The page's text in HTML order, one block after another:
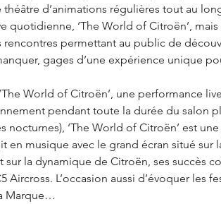
théâtre d’animations régulières tout au
quotidienne, ‘The World of Citroën’, mais
rencontres permettant au public de
gages d’une expérience unique
World of Citroën’, une performance
pendant toute la durée du salon
nocturnes), ‘The World of Citroën’ est
en musique avec le grand écran situé sur
sur la dynamique de Citroën, ses succès
Aircross. L’occasion aussi d’évoquer les
Marque…